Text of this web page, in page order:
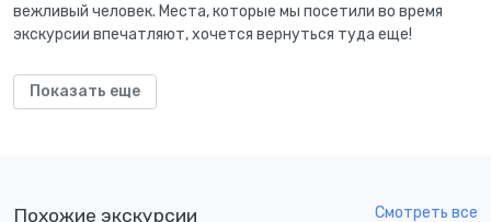
вежливый человек. Места, которые мы посетили во время
экскурсии впечатляют, хочется вернуться туда еще!
Показать еще
Похожие экскурсии Смотреть все